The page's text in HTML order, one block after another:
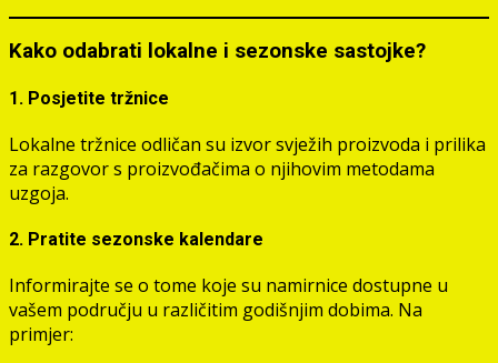
Kako odabrati lokalne i sezonske sastojke?
1. Posjetite tržnice
Lokalne tržnice odličan su izvor svježih proizvoda i prilika
za razgovor s proizvođačima o njihovim metodama
uzgoja.
2. Pratite sezonske kalendare
Informirajte se o tome koje su namirnice dostupne u
vašem području u različitim godišnjim dobima. Na
primjer: